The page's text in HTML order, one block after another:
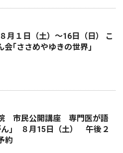
月１日（土）〜16日（日） こ
会｢ささめやゆきの世界｣
市民公開講座 専門医が語
ん｣ ８月15日（土） 午後２
約